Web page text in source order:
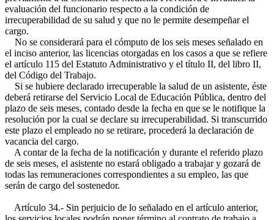
evaluación del funcionario respecto a la condición de
irrecuperabilidad de su salud y que no le permite desempeñar el
cargo.
No se considerará para el cómputo de los seis meses señalado en
el inciso anterior, las licencias otorgadas en los casos a que se refiere
el artículo 115 del Estatuto Administrativo y el título II, del libro II,
del Código del Trabajo.
Si se hubiere declarado irrecuperable la salud de un asistente, éste
deberá retirarse del Servicio Local de Educación Pública, dentro del
plazo de seis meses, contado desde la fecha en que se le notifique la
resolución por la cual se declare su irrecuperabilidad. Si transcurrido
este plazo el empleado no se retirare, procederá la declaración de
vacancia del cargo.
A contar de la fecha de la notificación y durante el referido plazo
de seis meses, el asistente no estará obligado a trabajar y gozará de
todas las remuneraciones correspondientes a su empleo, las que
serán de cargo del sostenedor.
Artículo 34.- Sin perjuicio de lo señalado en el artículo anterior,